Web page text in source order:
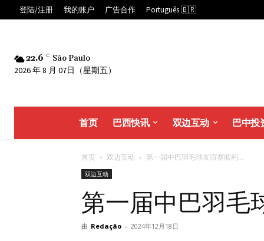
登陆/注册 我的账户 广告合作 Português 🇧🇷
22.6 C São Paulo
2026 年 8 月 07日（星期五）
首页 巴西快讯 双边互动 巴中投
首页 双边互动 第一届中巴羽毛球友谊赛顺利...
双边互动
第一届中巴羽毛
由 Redação - 2024年12月18日